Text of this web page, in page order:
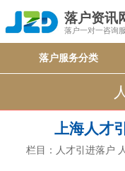
落户资讯
落户一对一咨询
落户服务分类
上海人才
栏目： 人才引进落户